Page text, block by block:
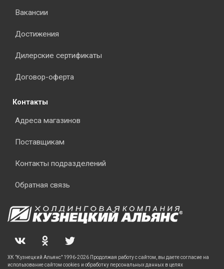
Вакансии
Достижения
Дилерские сертификаты
Договор-оферта
Контакты
Адреса магазинов
Поставщикам
Контакты подразделений
Обратная связь
ХК "Кузнецкий Альянс" 1996-2026 Продолжая работу с сайтом, вы даете согласие на
использование сайтом cookies и обработку персональных данных в целях